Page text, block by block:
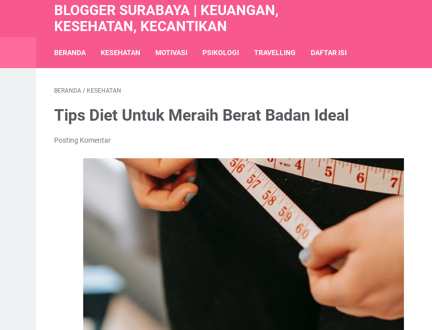
BLOGGER SURABAYA | KEUANGAN,
KESEHATAN, KECANTIKAN
BERANDA KESEHATAN MOTIVASI PSIKOLOGI TRAVELLING DAFTAR ISI
BERANDA / KESEHATAN
Tips Diet Untuk Meraih Berat Badan Ideal
Posting Komentar